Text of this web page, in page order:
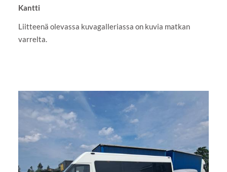
Kantti
Liitteenä olevassa kuvagalleriassa on kuvia matkan
varrelta.